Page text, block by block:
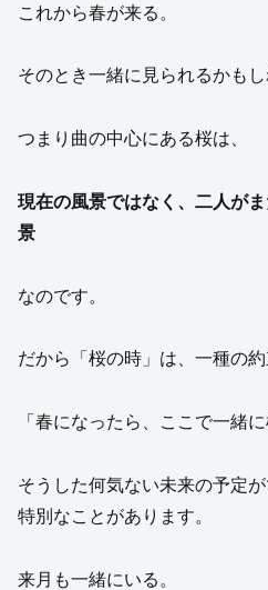
これから春が来る。
そのとき一緒に見られるかもし
つまり曲の中心にある桜は、
現在の風景ではなく、二人が
景
なのです。
だから「桜の時」は、一種の約
「春になったら、ここで一緒に
そうした何気ない未来の予定
特別なことがあります。
来月も一緒にいる。